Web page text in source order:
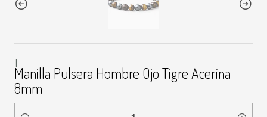
|
Manilla Pulsera Hombre Ojo Tigre Acerina
8mm